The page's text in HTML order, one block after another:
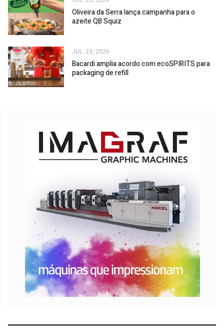
Oliveira da Serra lança campanha para o
azeite QB Squiz
JUL. 23, 2026
Bacardi amplia acordo com ecoSPIRITS para
packaging de refill